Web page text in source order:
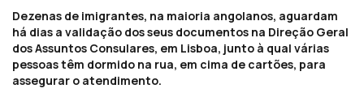
Dezenas de imigrantes, na maioria angolanos, aguardam
há dias a validação dos seus documentos na Direção Geral
dos Assuntos Consulares, em Lisboa, junto à qual várias
pessoas têm dormido na rua, em cima de cartões, para
assegurar o atendimento.